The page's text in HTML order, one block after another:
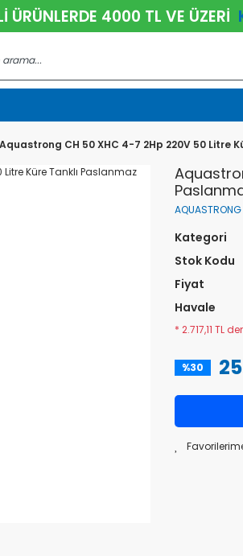
ÜRÜNLERDE 4000 TL VE ÜZERİ
Aquastrong CH 50 XHC 4-7 2Hp 220V 50 Litre
AQUASTRONG
Kategori
Stok Kodu
Fiyat
Havale
* 2.717,11 TL
%30